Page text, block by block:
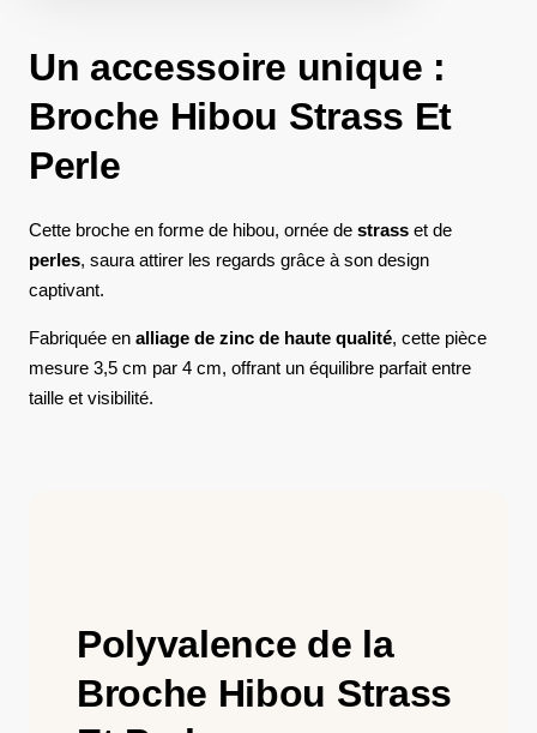
Un accessoire unique :
Broche Hibou Strass Et
Perle
Cette broche en forme de hibou, ornée de strass et de
perles, saura attirer les regards grâce à son design
captivant.
Fabriquée en alliage de zinc de haute qualité, cette pièce
mesure 3,5 cm par 4 cm, offrant un équilibre parfait entre
taille et visibilité.
Polyvalence de la
Broche Hibou Strass